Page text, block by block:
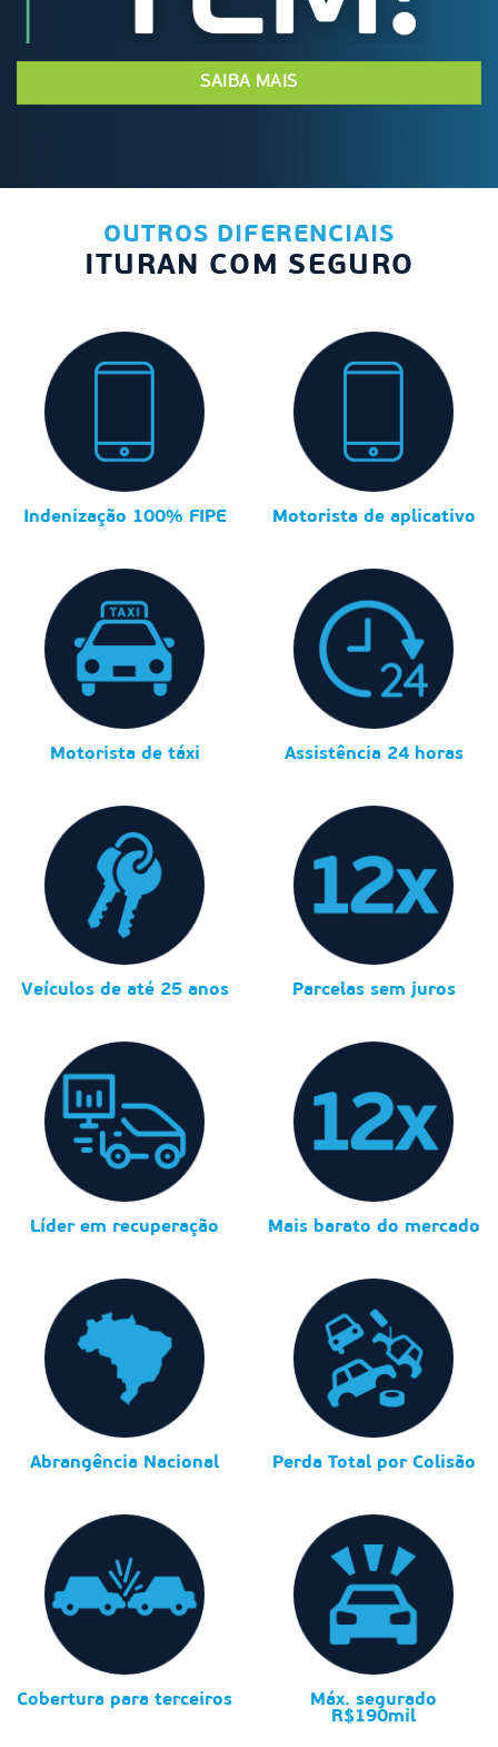
SAIBA MAIS
OUTROS DIFERENCIAIS
ITURAN COM SEGURO
Indenização 100% FIPE Motorista de aplicativo
Motorista de táxi Assistência 24 horas
Veículos de até 25 anos Parcelas sem juros
Líder em recuperação Mais barato do mercado
Abrangência Nacional Perda Total por Colisão
Cobertura para terceiros
Máx. segurado
R$190mil